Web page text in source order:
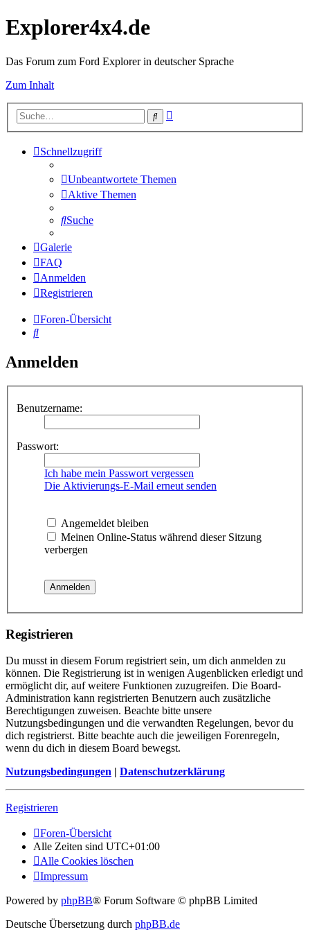
Explorer4x4.de
Das Forum zum Ford Explorer in deutscher Sprache
Zum Inhalt
Suche
Schnellzugriff
Unbeantwortete Themen
Aktive Themen
Suche
Galerie
FAQ
Anmelden
Registrieren
Foren-Übersicht
Suche
Anmelden
Benutzername:
Passwort:
Ich habe mein Passwort vergessen
Die Aktivierungs-E-Mail erneut senden
Angemeldet bleiben
Meinen Online-Status während dieser Sitzung
verbergen
Registrieren
Du musst in diesem Forum registriert sein, um dich anmelden zu
können. Die Registrierung ist in wenigen Augenblicken erledigt und
ermöglicht dir, auf weitere Funktionen zuzugreifen. Die Board-
Administration kann registrierten Benutzern auch zusätzliche
Berechtigungen zuweisen. Beachte bitte unsere
Nutzungsbedingungen und die verwandten Regelungen, bevor du
dich registrierst. Bitte beachte auch die jeweiligen Forenregeln,
wenn du dich in diesem Board bewegst.
Nutzungsbedingungen | Datenschutzerklärung
Registrieren
Foren-Übersicht
Alle Zeiten sind UTC+01:00
Alle Cookies löschen
Impressum
Powered by phpBB® Forum Software © phpBB Limited
Deutsche Übersetzung durch phpBB.de